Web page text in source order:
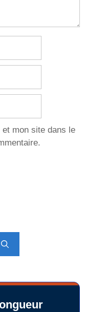
mon site dans le